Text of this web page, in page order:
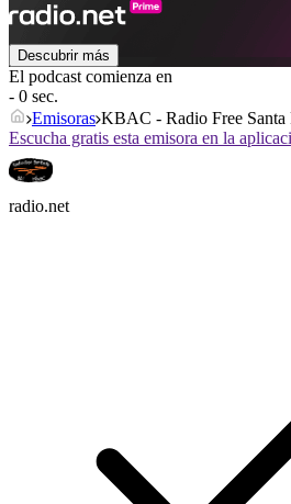
Descubrir más
El podcast comienza en
- 0 sec.
Emisoras KBAC - Radio Free Santa
Escucha gratis esta emisora en la
radio.net